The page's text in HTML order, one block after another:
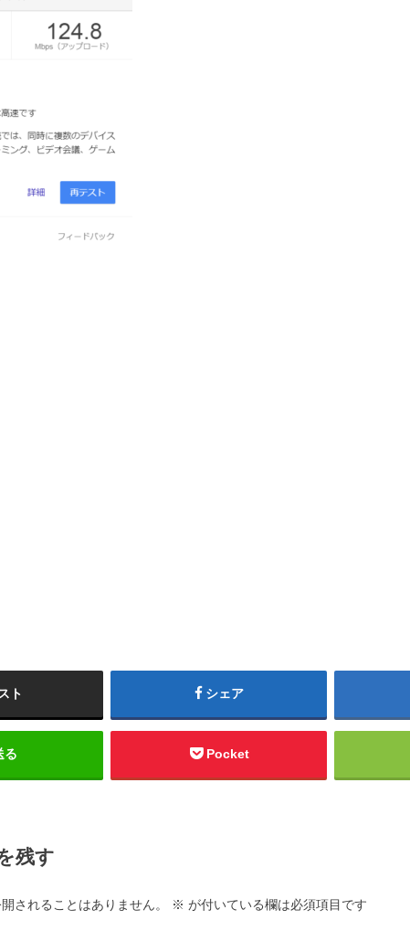
ト シェア
る Pocket
残す
されることはありません。 ※ が付いている欄は必須項目です